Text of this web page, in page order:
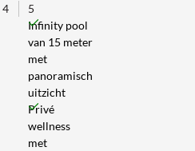
4
5
Infinity pool
van 15 meter
met
panoramisch
uitzicht
Privé
wellness
met